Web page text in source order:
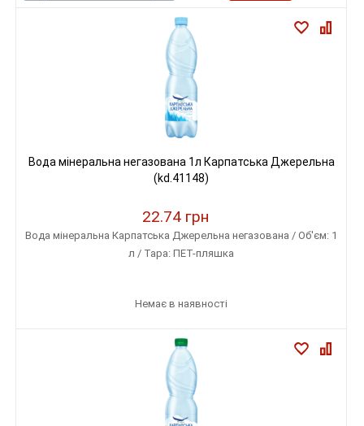
Вода мінеральна негазована 1л Карпатська Джерельна
(kd.41148)
22.74 грн
Вода мінеральна Карпатська Джерельна негазована / Об'єм: 1
л / Тара: ПЕТ-пляшка
Немає в наявності